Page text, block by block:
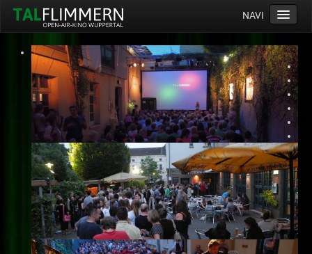
NAVI
Home
Programm
Service
Ticketinfos
Ort
Anreise
Wetter
Kinogutschein
Konzept